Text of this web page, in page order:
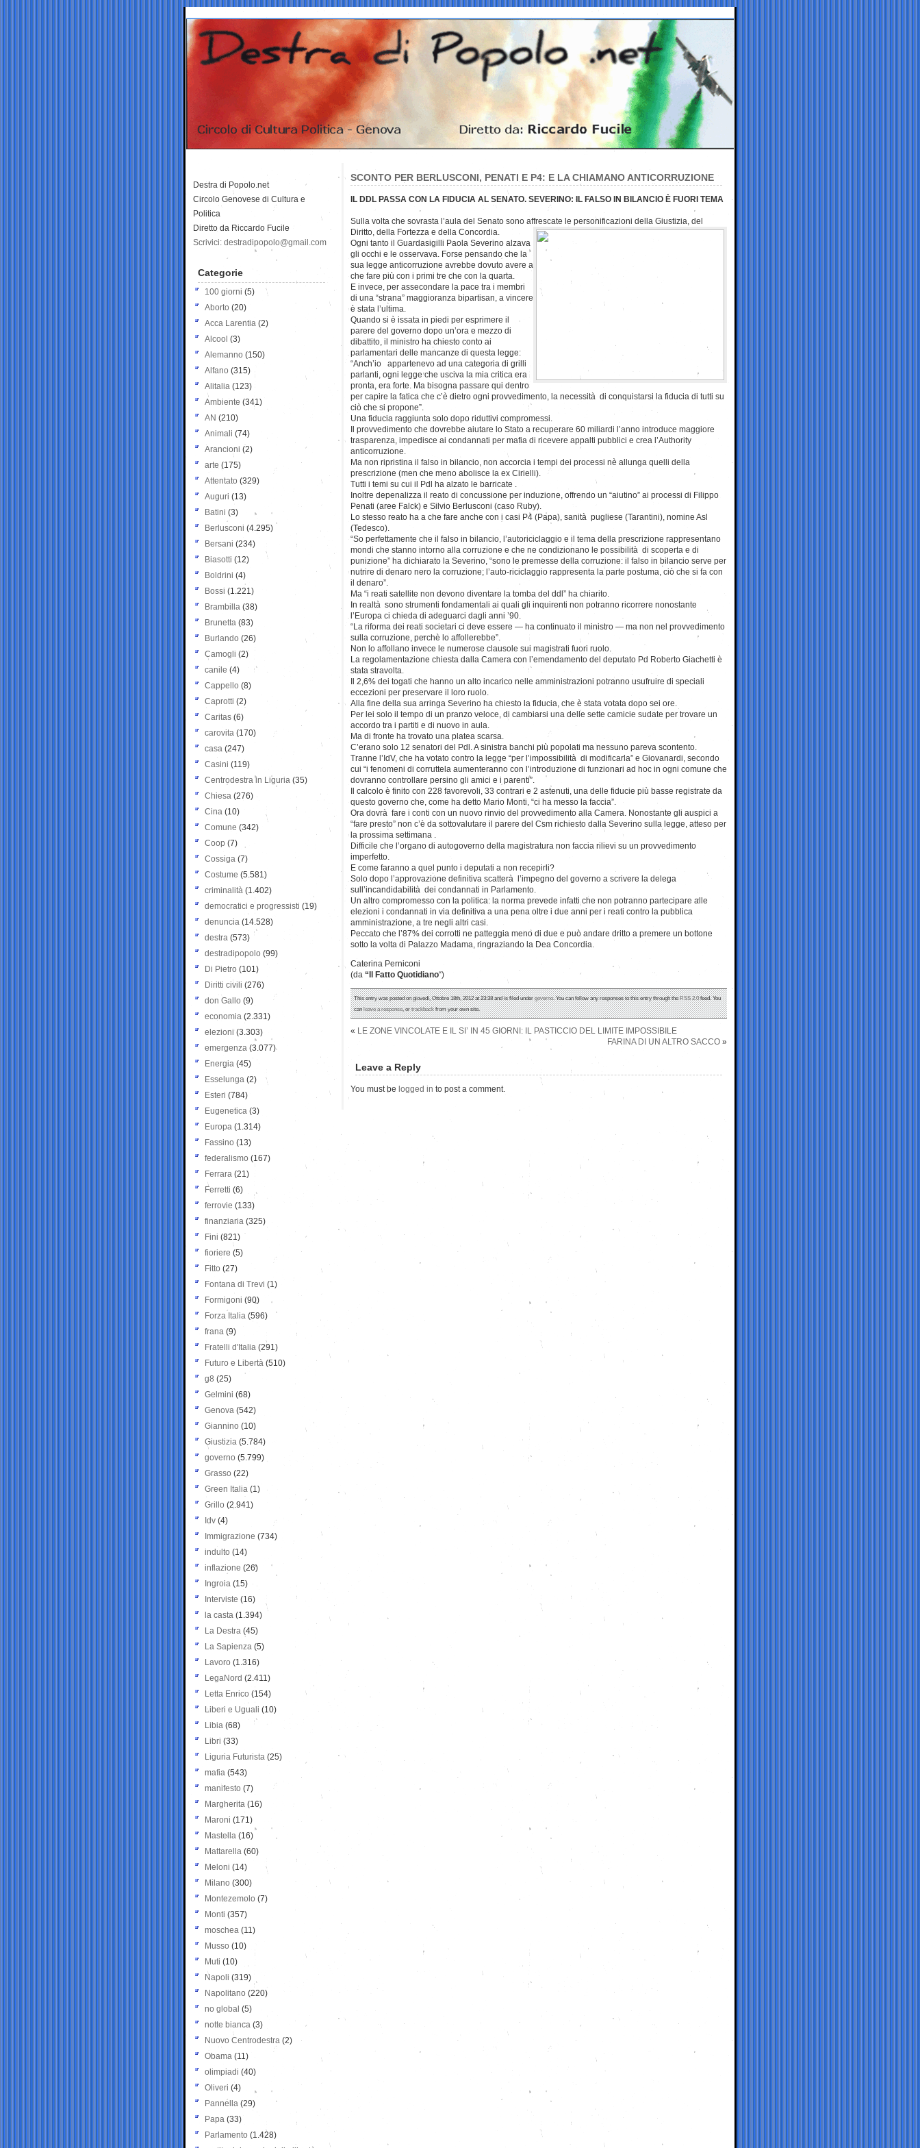
SCONTO PER BERLUSCONI, PENATI E P4: E LA CHIAMANO ANTICORRUZIONE
IL DDL PASSA CON LA FIDUCIA AL SENATO. SEVERINO: IL FALSO IN BILANCIO È FUORI TEMA
Sulla volta che sovrasta l’aula del Senato sono affrescate le personificazioni della Giustizia, del
Diritto, della Fortezza e della Concordia.
Ogni tanto il Guardasigilli Paola Severino alzava
gli occhi e le osservava. Forse pensando che la
sua legge anticorruzione avrebbe dovuto avere a
che fare più con i primi tre che con la quarta.
E invece, per assecondare la pace tra i membri
di una “strana” maggioranza bipartisan, a vincere
è stata l’ultima.
Quando si è issata in piedi per esprimere il
parere del governo dopo un’ora e mezzo di
dibattito, il ministro ha chiesto conto ai
parlamentari delle mancanze di questa legge:
“Anch’io appartenevo ad una categoria di grilli
parlanti, ogni legge che usciva la mia critica era
pronta, era forte. Ma bisogna passare qui dentro
per capire la fatica che c’è dietro ogni provvedimento, la necessità di conquistarsi la fiducia di tutti su
ciò che si propone”.
Una fiducia raggiunta solo dopo riduttivi compromessi.
Il provvedimento che dovrebbe aiutare lo Stato a recuperare 60 miliardi l’anno introduce maggiore
trasparenza, impedisce ai condannati per mafia di ricevere appalti pubblici e crea l’Authority
anticorruzione.
Ma non ripristina il falso in bilancio, non accorcia i tempi dei processi nè allunga quelli della
prescrizione (men che meno abolisce la ex Cirielli).
Tutti i temi su cui il Pdl ha alzato le barricate .
Inoltre depenalizza il reato di concussione per induzione, offrendo un “aiutino” ai processi di Filippo
Penati (aree Falck) e Silvio Berlusconi (caso Ruby).
Lo stesso reato ha a che fare anche con i casi P4 (Papa), sanità pugliese (Tarantini), nomine Asl
(Tedesco).
“So perfettamente che il falso in bilancio, l’autoriciclaggio e il tema della prescrizione rappresentano
mondi che stanno intorno alla corruzione e che ne condizionano le possibilità di scoperta e di
punizione” ha dichiarato la Severino, “sono le premesse della corruzione: il falso in bilancio serve per
nutrire di denaro nero la corruzione; l’auto-riciclaggio rappresenta la parte postuma, ciò che si fa con
il denaro”.
Ma “i reati satellite non devono diventare la tomba del ddl” ha chiarito.
In realtà sono strumenti fondamentali ai quali gli inquirenti non potranno ricorrere nonostante
l’Europa ci chieda di adeguarci dagli anni ’90.
“La riforma dei reati societari ci deve essere — ha continuato il ministro — ma non nel provvedimento
sulla corruzione, perchè lo affollerebbe”.
Non lo affollano invece le numerose clausole sui magistrati fuori ruolo.
La regolamentazione chiesta dalla Camera con l’emendamento del deputato Pd Roberto Giachetti è
stata stravolta.
Il 2,6% dei togati che hanno un alto incarico nelle amministrazioni potranno usufruire di speciali
eccezioni per preservare il loro ruolo.
Alla fine della sua arringa Severino ha chiesto la fiducia, che è stata votata dopo sei ore.
Per lei solo il tempo di un pranzo veloce, di cambiarsi una delle sette camicie sudate per trovare un
accordo tra i partiti e di nuovo in aula.
Ma di fronte ha trovato una platea scarsa.
C’erano solo 12 senatori del Pdl. A sinistra banchi più popolati ma nessuno pareva scontento.
Tranne l’IdV, che ha votato contro la legge “per l’impossibilità di modificarla” e Giovanardi, secondo
cui “i fenomeni di corruttela aumenteranno con l’introduzione di funzionari ad hoc in ogni comune che
dovranno controllare persino gli amici e i parenti”.
Il calcolo è finito con 228 favorevoli, 33 contrari e 2 astenuti, una delle fiducie più basse registrate da
questo governo che, come ha detto Mario Monti, “ci ha messo la faccia”.
Ora dovrà fare i conti con un nuovo rinvio del provvedimento alla Camera. Nonostante gli auspici a
“fare presto” non c’è da sottovalutare il parere del Csm richiesto dalla Severino sulla legge, atteso per
la prossima settimana .
Difficile che l’organo di autogoverno della magistratura non faccia rilievi su un provvedimento
imperfetto.
E come faranno a quel punto i deputati a non recepirli?
Solo dopo l’approvazione definitiva scatterà l’impegno del governo a scrivere la delega
sull’incandidabilità dei condannati in Parlamento.
Un altro compromesso con la politica: la norma prevede infatti che non potranno partecipare alle
elezioni i condannati in via definitiva a una pena oltre i due anni per i reati contro la pubblica
amministrazione, a tre negli altri casi.
Peccato che l’87% dei corrotti ne patteggia meno di due e può andare dritto a premere un bottone
sotto la volta di Palazzo Madama, ringraziando la Dea Concordia.
Caterina Perniconi
(da “Il Fatto Quotidiano“)
This entry was posted on giovedì, Ottobre 18th, 2012 at 23:38 and is filed undergoverno. You can follow any responses to this entry through theRSS 2.0feed. You
canleave a response, ortrackbackfrom your own site.
« LE ZONE VINCOLATE E IL SI’ IN 45 GIORNI: IL PASTICCIO DEL LIMITE IMPOSSIBILE
FARINA DI UN ALTRO SACCO »
Leave a Reply
You must be logged in to post a comment.
Destra di Popolo.net
Circolo Genovese di Cultura e
Politica
Diretto da Riccardo Fucile
Scrivici: destradipopolo@gmail.com
Categorie
100 giorni (5)
Aborto (20)
Acca Larentia (2)
Alcool (3)
Alemanno (150)
Alfano (315)
Alitalia (123)
Ambiente (341)
AN (210)
Animali (74)
Arancioni (2)
arte (175)
Attentato (329)
Auguri (13)
Batini (3)
Berlusconi (4.295)
Bersani (234)
Biasotti (12)
Boldrini (4)
Bossi (1.221)
Brambilla (38)
Brunetta (83)
Burlando (26)
Camogli (2)
canile (4)
Cappello (8)
Caprotti (2)
Caritas (6)
carovita (170)
casa (247)
Casini (119)
Centrodestra in Liguria (35)
Chiesa (276)
Cina (10)
Comune (342)
Coop (7)
Cossiga (7)
Costume (5.581)
criminalità (1.402)
democratici e progressisti (19)
denuncia (14.528)
destra (573)
destradipopolo (99)
Di Pietro (101)
Diritti civili (276)
don Gallo (9)
economia (2.331)
elezioni (3.303)
emergenza (3.077)
Energia (45)
Esselunga (2)
Esteri (784)
Eugenetica (3)
Europa (1.314)
Fassino (13)
federalismo (167)
Ferrara (21)
Ferretti (6)
ferrovie (133)
finanziaria (325)
Fini (821)
fioriere (5)
Fitto (27)
Fontana di Trevi (1)
Formigoni (90)
Forza Italia (596)
frana (9)
Fratelli d'Italia (291)
Futuro e Libertà (510)
g8 (25)
Gelmini (68)
Genova (542)
Giannino (10)
Giustizia (5.784)
governo (5.799)
Grasso (22)
Green Italia (1)
Grillo (2.941)
Idv (4)
Immigrazione (734)
indulto (14)
inflazione (26)
Ingroia (15)
Interviste (16)
la casta (1.394)
La Destra (45)
La Sapienza (5)
Lavoro (1.316)
LegaNord (2.411)
Letta Enrico (154)
Liberi e Uguali (10)
Libia (68)
Libri (33)
Liguria Futurista (25)
mafia (543)
manifesto (7)
Margherita (16)
Maroni (171)
Mastella (16)
Mattarella (60)
Meloni (14)
Milano (300)
Montezemolo (7)
Monti (357)
moschea (11)
Musso (10)
Muti (10)
Napoli (319)
Napolitano (220)
no global (5)
notte bianca (3)
Nuovo Centrodestra (2)
Obama (11)
olimpiadi (40)
Oliveri (4)
Pannella (29)
Papa (33)
Parlamento (1.428)